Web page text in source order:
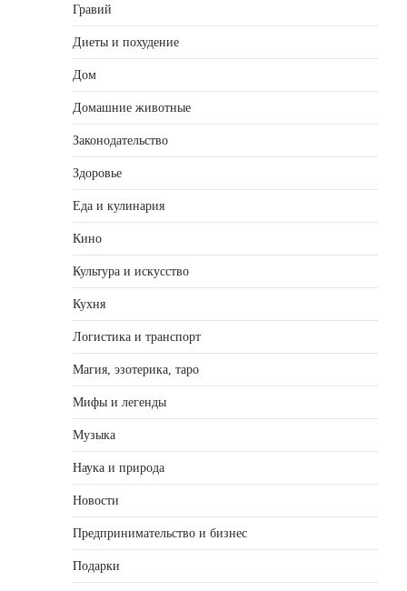
Гравий
Диеты и похудение
Дом
Домашние животные
Законодательство
Здоровье
Еда и кулинария
Кино
Культура и искусство
Кухня
Логистика и транспорт
Магия, эзотерика, таро
Мифы и легенды
Музыка
Наука и природа
Новости
Предпринимательство и бизнес
Подарки